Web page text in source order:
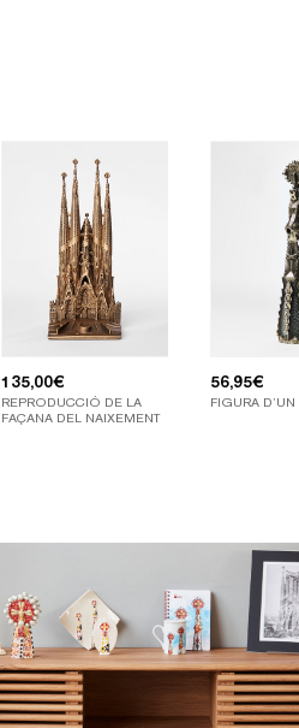
135,00€
REPRODUCCIÓ DE LA
FAÇANA DEL NAIXEMENT
56,95€
FIGURA